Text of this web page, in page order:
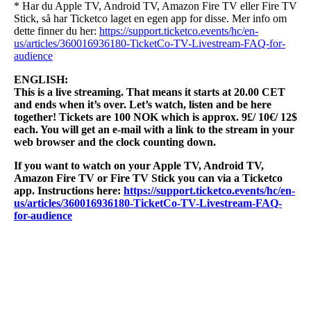
* Har du Apple TV, Android TV, Amazon Fire TV eller Fire TV
Stick, så har Ticketco laget en egen app for disse. Mer info om
dette finner du her: https://support.ticketco.events/hc/en-
us/articles/360016936180-TicketCo-TV-Livestream-FAQ-for-
audience
ENGLISH:
This is a live streaming. That means it starts at 20.00 CET
and ends when it’s over. Let’s watch, listen and be here
together! Tickets are 100 NOK which is approx. 9£/ 10€/ 12$
each. You will get an e-mail with a link to the stream in your
web browser and the clock counting down.
If you want to watch on your Apple TV, Android TV,
Amazon Fire TV or Fire TV Stick you can via a Ticketco
app. Instructions here: https://support.ticketco.events/hc/en-
us/articles/360016936180-TicketCo-TV-Livestream-FAQ-
for-audience